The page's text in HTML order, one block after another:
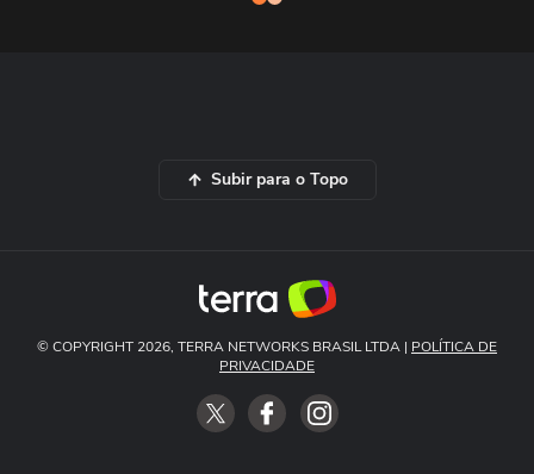
Subir para o Topo
© COPYRIGHT 2026, TERRA NETWORKS BRASIL LTDA | POLÍTICA DE
PRIVACIDADE